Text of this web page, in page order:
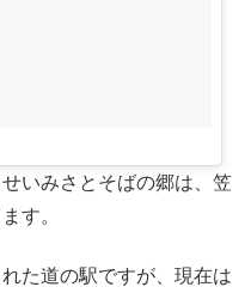
いみさとそばの郷は、笠
す。
た道の駅ですが、現在は